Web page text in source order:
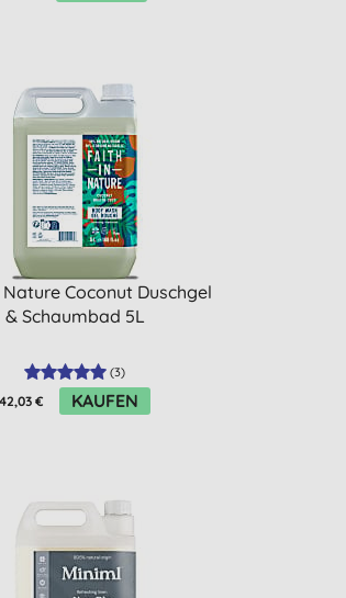
Coconut Duschgel
& Schaumbad 5L
(3)
42,03 € KAUFEN